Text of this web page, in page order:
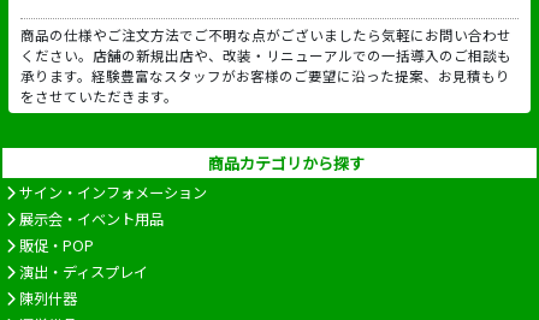
商品の仕様やご注文方法でご不明な点がございましたら気軽にお問い合わせ
ください。店舗の新規出店や、改装・リニューアルでの一括導入のご相談も
承ります。経験豊富なスタッフがお客様のご要望に沿った提案、お見積もり
をさせていただきます。
商品カテゴリから探す
サイン・インフォメーション
展示会・イベント用品
販促・POP
演出・ディスプレイ
陳列什器